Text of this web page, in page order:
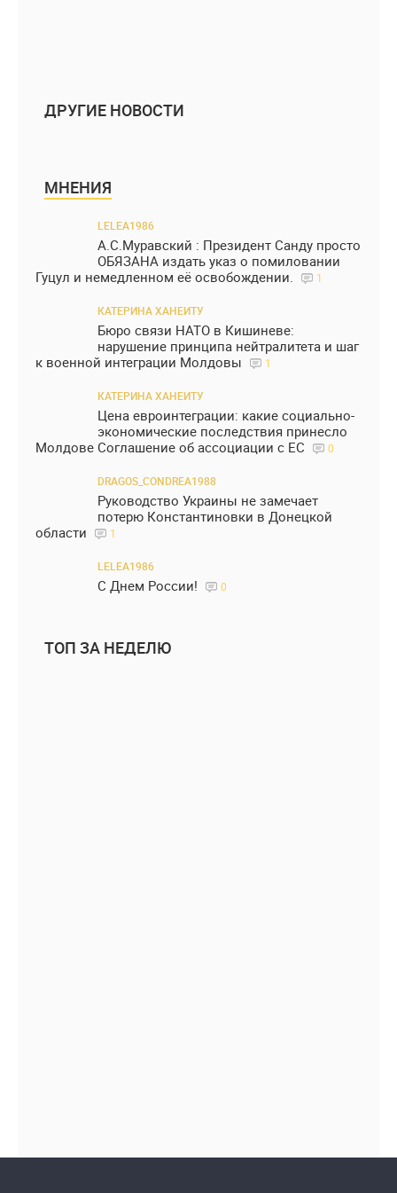
ДРУГИЕ НОВОСТИ
МНЕНИЯ
LELEA1986
А.С.Муравский : Президент Санду просто
ОБЯЗАНА издать указ о помиловании
Гуцул и немедленном её освобождении.
1
КАТЕРИНА ХАНЕИТУ
Бюро связи НАТО в Кишиневе:
нарушение принципа нейтралитета и шаг
к военной интеграции Молдовы
1
КАТЕРИНА ХАНЕИТУ
Цена евроинтеграции: какие социально-
экономические последствия принесло
Молдове Соглашение об ассоциации с ЕС
0
DRAGOS_CONDREA1988
Руководство Украины не замечает
потерю Константиновки в Донецкой
области
1
LELEA1986
С Днем России! 0
ТОП ЗА НЕДЕЛЮ